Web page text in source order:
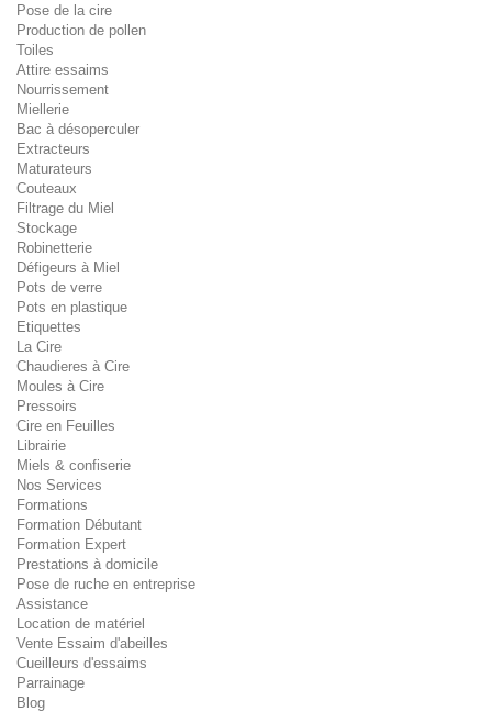
Pose de la cire
Production de pollen
Toiles
Attire essaims
Nourrissement
Miellerie
Bac à désoperculer
Extracteurs
Maturateurs
Couteaux
Filtrage du Miel
Stockage
Robinetterie
Défigeurs à Miel
Pots de verre
Pots en plastique
Etiquettes
La Cire
Chaudieres à Cire
Moules à Cire
Pressoirs
Cire en Feuilles
Librairie
Miels & confiserie
Nos Services
Formations
Formation Débutant
Formation Expert
Prestations à domicile
Pose de ruche en entreprise
Assistance
Location de matériel
Vente Essaim d'abeilles
Cueilleurs d'essaims
Parrainage
Blog